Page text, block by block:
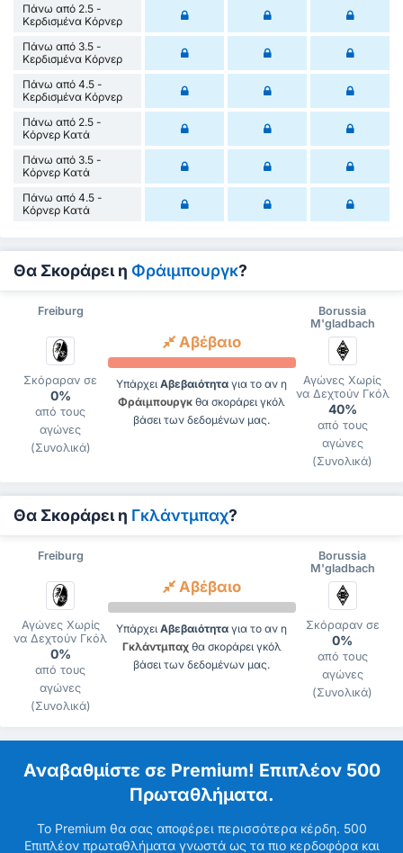
Πάνω από 2.5 -
Κερδισμένα Κόρνερ
Πάνω από 3.5 -
Κερδισμένα Κόρνερ
Πάνω από 4.5 -
Κερδισμένα Κόρνερ
Πάνω από 2.5 -
Κόρνερ Κατά
Πάνω από 3.5 -
Κόρνερ Κατά
Πάνω από 4.5 -
Κόρνερ Κατά
Θα Σκοράρει η Φράιμπουργκ?
Freiburg
Borussia
M'gladbach
Σκόραραν σε
0%
από τους
αγώνες
(Συνολικά)
Αβέβαιο
Υπάρχει Αβεβαιότητα για το αν η
Φράιμπουργκ θα σκοράρει γκόλ
βάσει των δεδομένων μας.
Αγώνες Χωρίς
να Δεχτούν Γκόλ
40%
από τους
αγώνες
(Συνολικά)
Θα Σκοράρει η Γκλάντμπαχ?
Freiburg
Borussia
M'gladbach
Αγώνες Χωρίς
να Δεχτούν Γκόλ
0%
από τους
αγώνες
(Συνολικά)
Αβέβαιο
Υπάρχει Αβεβαιότητα για το αν η
Γκλάντμπαχθα σκοράρει γκόλ
βάσει των δεδομένων μας.
Σκόραραν σε
0%
από τους
αγώνες
(Συνολικά)
Αναβαθμίστε σε Premium! Επιπλέον 500
Πρωταθλήματα.
Το Premium θα σας αποφέρει περισσότερα κέρδη. 500
Επιπλέον πρωταθλήματα γνωστά ως τα πιο κερδοφόρα και